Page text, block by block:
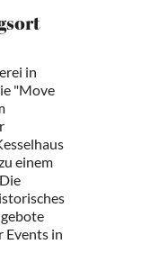
in
"Move
einem
Events in